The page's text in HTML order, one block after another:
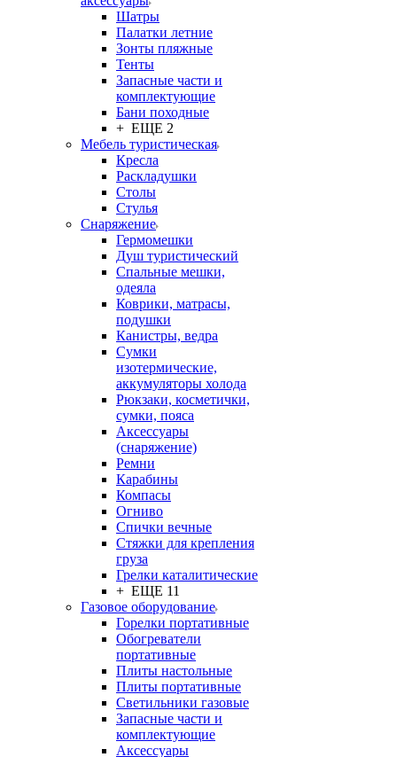
Шатры
Палатки летние
Зонты пляжные
Тенты
Запасные части и
комплектующие
Бани походные
+ ЕЩЕ 2
Мебель туристическая
Кресла
Раскладушки
Столы
Стулья
Снаряжение
Гермомешки
Душ туристический
Спальные мешки,
одеяла
Коврики, матрасы,
подушки
Канистры, ведра
Сумки
изотермические,
аккумуляторы холода
Рюкзаки, косметички,
сумки, пояса
Аксессуары
(снаряжение)
Ремни
Карабины
Компасы
Огниво
Спички вечные
Стяжки для крепления
груза
Грелки каталитические
+ ЕЩЕ 11
Газовое оборудование
Горелки портативные
Обогреватели
портативные
Плиты настольные
Плиты портативные
Светильники газовые
Запасные части и
комплектующие
Аксессуары